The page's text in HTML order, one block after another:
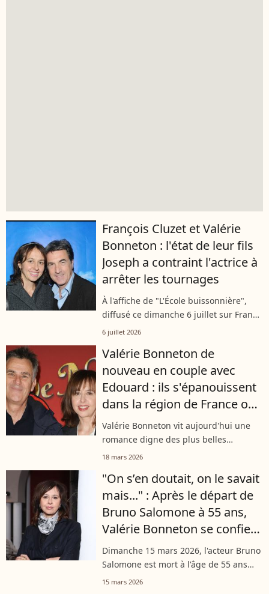
François Cluzet et Valérie
Bonneton : l'état de leur fils
Joseph a contraint l'actrice à
arrêter les tournages
À l'affiche de "L'École buissonnière",
diffusé ce dimanche 6 juillet sur France
3, François Cluzet a traversé plusieurs
personnelle. Parmi elles, la...
6 juillet 2026
Valérie Bonneton de
nouveau en couple avec
Edouard : ils s'épanouissent
dans la région de France où
tout a commencé pour eux
Valérie Bonneton vit aujourd'hui une
romance digne des plus belles
comédies romantiques au bras
histoire si craquante ? Cet homme
mystérieux n'est...
18 mars 2026
"On s’en doutait, on le savait
mais..." : Après le départ de
Bruno Salomone à 55 ans,
Valérie Bonneton se confie
sur son collègue de "Fais pas
ci, fais pas ça"
Dimanche 15 mars 2026, l'acteur Bruno
Salomone est mort à l'âge de 55 ans
d'une longue maladie. Une partenaire
15 mars 2026